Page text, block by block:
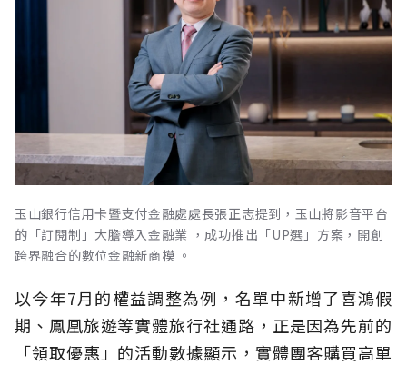
玉山銀行信用卡暨支付金融處處長張正志提到，玉山將影音平台
的「訂閱制」大膽導入金融業 ，成功推出「UP選」方案，開創
跨界融合的數位金融新商模 。
以今年7月的權益調整為例，名單中新增了喜鴻假
期、鳳凰旅遊等實體旅行社通路，正是因為先前的
「領取優惠」的活動數據顯示，實體團客購買高單